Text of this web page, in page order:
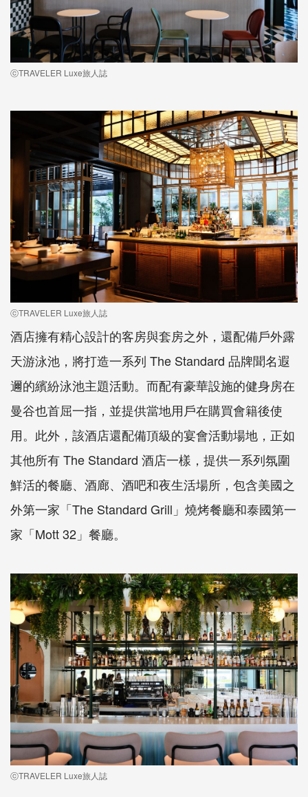
ⓒTRAVELER Luxe旅人誌
ⓒTRAVELER Luxe旅人誌
酒店擁有精心設計的客房與套房之外，還配備戶外露
天游泳池，將打造一系列 The Standard 品牌聞名遐
邇的繽紛泳池主題活動。而配有豪華設施的健身房在
曼谷也首屈一指，並提供當地用戶在購買會籍後使
用。此外，該酒店還配備頂級的宴會活動場地，正如
其他所有 The Standard 酒店一樣，提供一系列氛圍
鮮活的餐廳、酒廊、酒吧和夜生活場所，包含美國之
外第一家「The Standard Grill」燒烤餐廳和泰國第一
家「Mott 32」餐廳。
ⓒTRAVELER Luxe旅人誌